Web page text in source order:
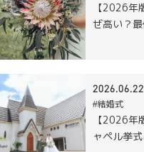
【2026年
ぜ高い？
2026.06.22
#結婚式
【2026年
ャペル挙